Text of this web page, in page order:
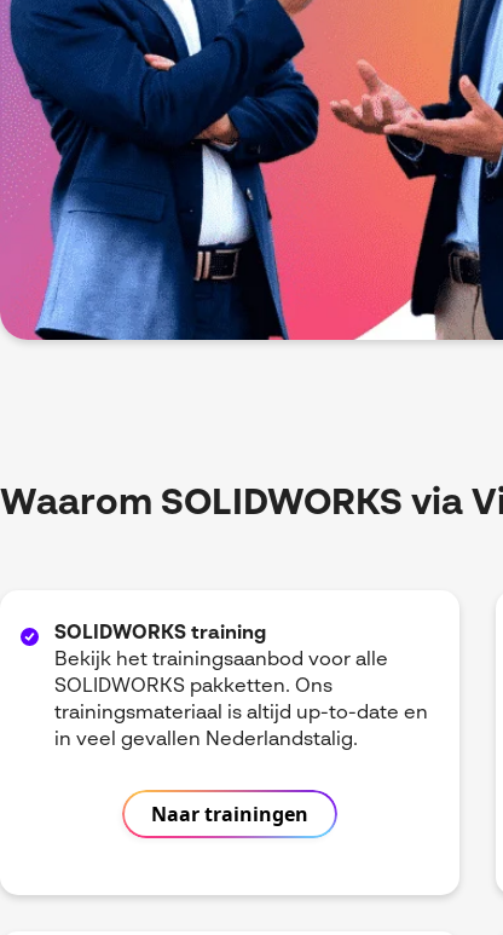
Waarom SOLIDWORKS via
SOLIDWORKS training
Bekijk het trainingsaanbod voor alle
SOLIDWORKS pakketten. Ons
trainingsmateriaal is altijd up-to-date en
in veel gevallen Nederlandstalig.
Naar trainingen